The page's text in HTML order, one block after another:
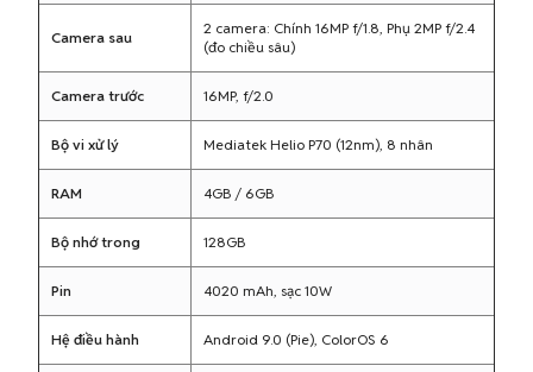
Camera sau
2 camera: Chính 16MP f/1.8, Phụ 2MP f/2.4
(đo chiều sâu)
Camera trước 16MP, f/2.0
Bộ vi xử lý Mediatek Helio P70 (12nm), 8 nhân
RAM 4GB / 6GB
Bộ nhớ trong 128GB
Pin 4020 mAh, sạc 10W
Hệ điều hành Android 9.0 (Pie), ColorOS 6